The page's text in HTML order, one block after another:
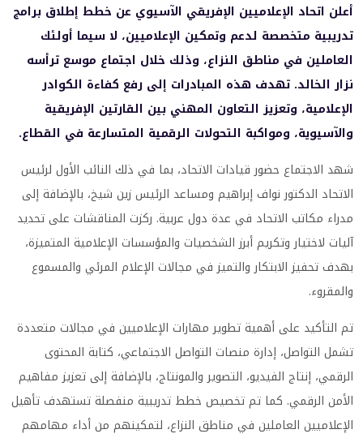
أعلن اتحاد الإعلاميين الإفريقي الآسيوي عن خطط إطلاق برامج
تدريبية متخصصة لدعم وتمكين الإعلاميين، لا سيما أولئك
العاملين في مناطق النزاع، وذلك خلال اجتماع موسع ترأسه
نزار الخالد. تهدف هذه المبادرات إلى رفع كفاءة الكوادر
الإعلامية، وتعزيز التعاون المهني بين القارتين الإفريقية
والآسيوية، ومواكبة التحولات الرقمية المتسارعة في القطاع.
شهد الاجتماع حضور قيادات الاتحاد، بما في ذلك النائب الأول لرئيس
الاتحاد الدكتور نواف إبراهيم ومساعد الرئيس زين شيخ، بالإضافة إلى
مدراء مكاتب الاتحاد في عدة دول عربية. ركزت المناقشات على تحديد
آليات لاختيار وتكريم أبرز الشخصيات والمؤسسات الإعلامية المتميزة،
بهدف تحفيز الابتكار والتميز في مجالات الإعلام المرئي والمسموع
والمقروء.
تم التأكيد على أهمية تطوير مهارات الإعلاميين في مجالات متعددة
تشمل التواصل، إدارة منصات التواصل الاجتماعي، كتابة المحتوى
الرقمي، إنتاج الفيديو، التصوير والمونتاج، بالإضافة إلى تعزيز مفاهيم
الأمن الرقمي. كما تم تخصيص خطط تدريبية منفصلة تستهدف تأهيل
الإعلاميين العاملين في مناطق النزاع، لتمكينهم من أداء مهامهم